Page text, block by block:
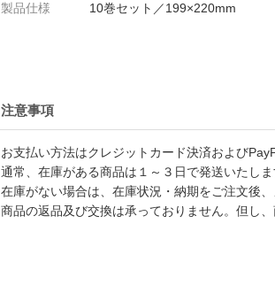
製品仕様
10巻セット／199×220mm
注意事項
お支払い方法はクレジットカード決済および
通常、在庫がある商品は１～３日で発送いたしま
在庫がない場合は、在庫状況・納期をご注文後
商品の返品及び交換は承っておりません。但し